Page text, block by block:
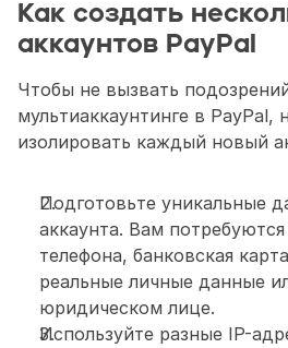
Как создать
аккаунтов PayPal
Чтобы не вызвать
мультиаккаунтинге в
изолировать каждый новый
Подготовьте уникальные
аккаунта. Вам
телефона, банковская
реальные личные данные
юридическом лице.
Используйте разные IP-